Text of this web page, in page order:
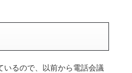
るので、以前から電話会議